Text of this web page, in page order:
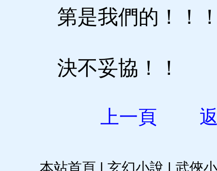
第是我們的！！
決不妥協！！
上一頁
本站首頁 | 玄幻小說 | 武俠